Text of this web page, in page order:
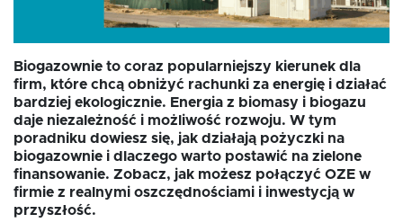
Dokumenty
Rekrutujemy
Kontakt
Biogazownie to coraz popularniejszy kierunek dla
firm, które chcą obniżyć rachunki za energię i działać
bardziej ekologicznie. Energia z biomasy i biogazu
daje niezależność i możliwość rozwoju. W tym
poradniku dowiesz się, jak działają pożyczki na
biogazownie i dlaczego warto postawić na zielone
finansowanie. Zobacz, jak możesz połączyć OZE w
firmie z realnymi oszczędnościami i inwestycją w
przyszłość.